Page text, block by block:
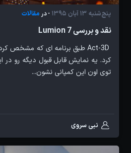
پنج‌شنبه 13 آبان 1395 - در مقالات
نقد و بررسی Lumion 7
کرد. یه نمایش قابل قبول دیگه رو
توی اون این کمپانی نشون...
نبی سروی